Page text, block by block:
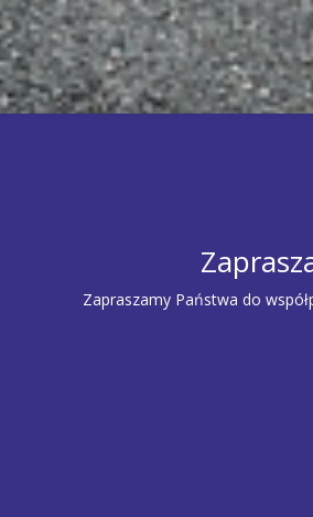
Zapraszamy Państwa do